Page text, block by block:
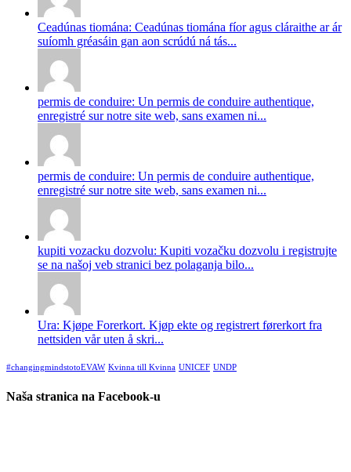
Ceadúnas tiomána: Ceadúnas tiomána fíor agus cláraithe ar ár
suíomh gréasáin gan aon scrúdú ná tás...
permis de conduire: Un permis de conduire authentique,
enregistré sur notre site web, sans examen ni...
permis de conduire: Un permis de conduire authentique,
enregistré sur notre site web, sans examen ni...
kupiti vozacku dozvolu: Kupiti vozačku dozvolu i registrujte
se na našoj veb stranici bez polaganja bilo...
Ura: Kjøpe Forerkort. Kjøp ekte og registrert førerkort fra
nettsiden vår uten å skri...
#changingmindstotoEVAW Kvinna till Kvinna UNICEF UNDP
Naša stranica na Facebook-u